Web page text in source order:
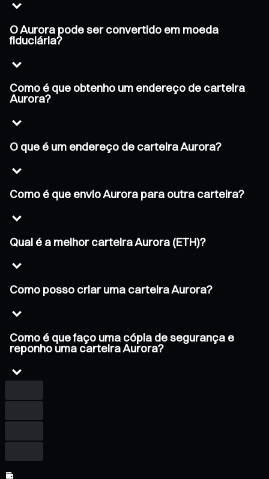
O Aurora pode ser convertido em moeda
fiduciária?
Como é que obtenho um endereço de carteira
Aurora?
O que é um endereço de carteira Aurora?
Como é que envio Aurora para outra carteira?
Qual é a melhor carteira Aurora (ETH)?
Como posso criar uma carteira Aurora?
Como é que faço uma cópia de segurança e
reponho uma carteira Aurora?